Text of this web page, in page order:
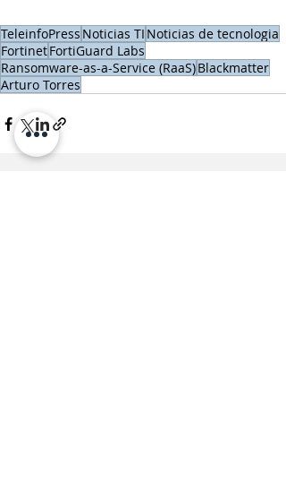
TeleinfoPress Noticias TI Noticias de tecnologia
FortinetFortiGuard Labs
Ransomware-as-a-Service (RaaS)Blackmatter
Arturo Torres